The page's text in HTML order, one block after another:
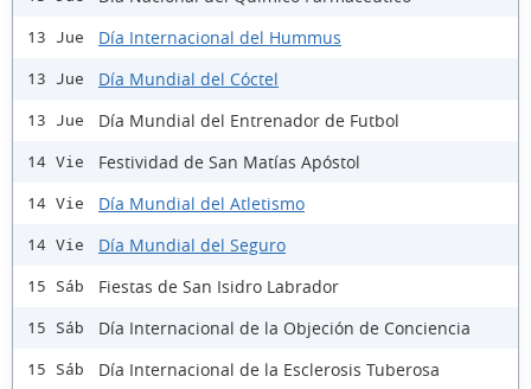
13 Jue Día Internacional del Hummus
13 Jue Día Mundial del Cóctel
13 Jue Día Mundial del Entrenador de Futbol
14 Vie Festividad de San Matías Apóstol
14 Vie Día Mundial del Atletismo
14 Vie Día Mundial del Seguro
15 Sáb Fiestas de San Isidro Labrador
15 Sáb Día Internacional de la Objeción de Conciencia
15 Sáb Día Internacional de la Esclerosis Tuberosa